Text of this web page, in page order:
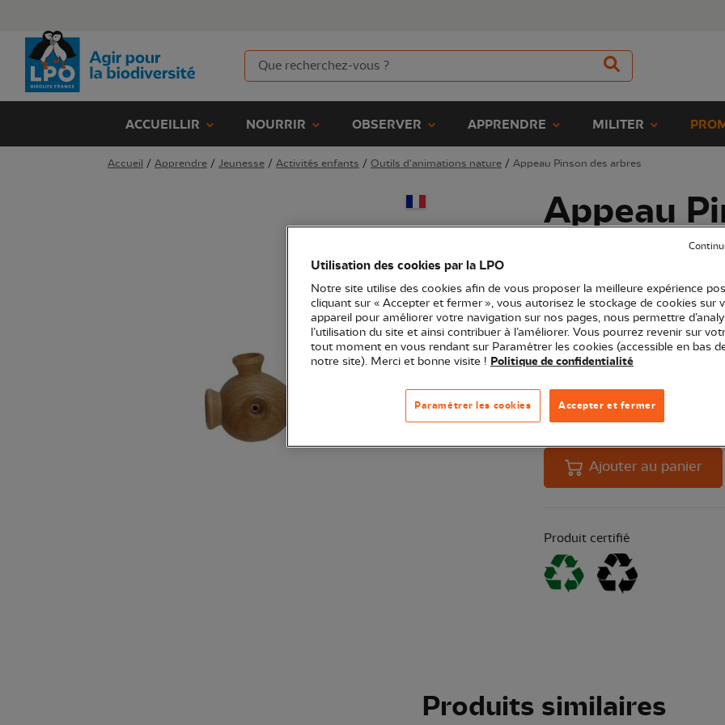
ACCUEILLIR NOURRIR OBSERVER APPRENDRE MILITER
Accueil / Apprendre / Jeunesse / Activités enfants / Outils d'animations nature / Appeau Pinson des arbres
Appeau
(Ref.EN0678
26,90 € EXCLU WEB
Pour Pinson des arbres.Voir plus
Quantité
Ajouter au panier
Produit certifié
Produits similaires
Utilisation des cookies par la LPO
Notre site utilise des cookies afin de vous proposer la meilleure expérience
cliquant sur « Accepter et fermer », vous autorisez le stockage de cookies sur
appareil pour améliorer votre navigation sur nos pages, nous permettre
l’utilisation du site et ainsi contribuer à l’améliorer. Vous pourrez revenir sur
tout moment en vous rendant sur Paramétrer les cookies (accessible en bas
notre site). Merci et bonne visite ! Politique de confidentialité
Accepter et fermer
Paramétrer les cookies